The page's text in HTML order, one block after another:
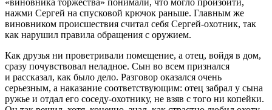
нажми Сергей на спусковой крючок раньше. Главным же
виновником происшествия считал себя Сергей-охотник, так
как нарушил правила обращения с оружием.
Как друзья ни проветривали помещение, а отец, войдя в дом,
сразу почувствовал неладное. Сын во всем признался
и рассказал, как было дело. Разговор оказался очень
серьезным, а наказание соответствующим: отец забрал у сына
ружье и отдал его соседу-охотнику, не взяв с того ни копейки.